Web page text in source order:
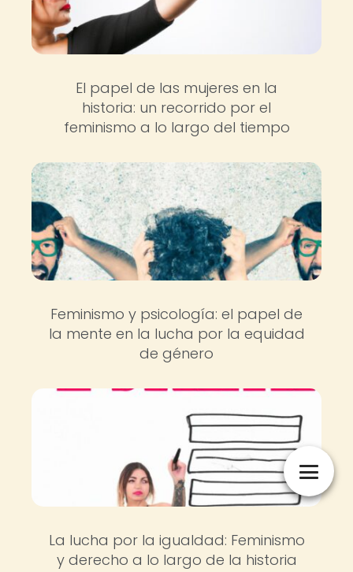
El papel de las mujeres en la
historia: un recorrido por el
feminismo a lo largo del tiempo
Feminismo y psicología: el papel de
la mente en la lucha por la equidad
de género
La lucha por la igualdad: Feminismo
y derecho a lo largo de la historia